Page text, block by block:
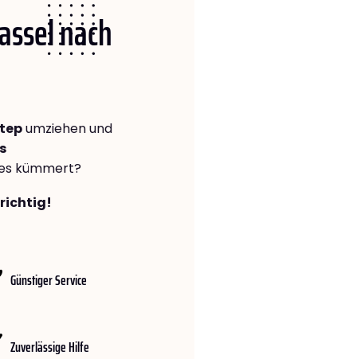
nach
umziehen und
kümmert?
richtig!
Günstiger Service
Zuverlässige Hilfe